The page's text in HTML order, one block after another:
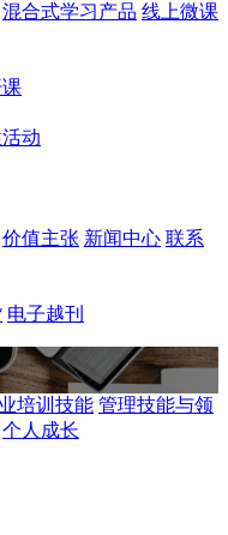
混合式学习产品 线上微课
动
价值主张 新闻中心 联系
电子越刊
培训技能 管理技能与领
个人成长